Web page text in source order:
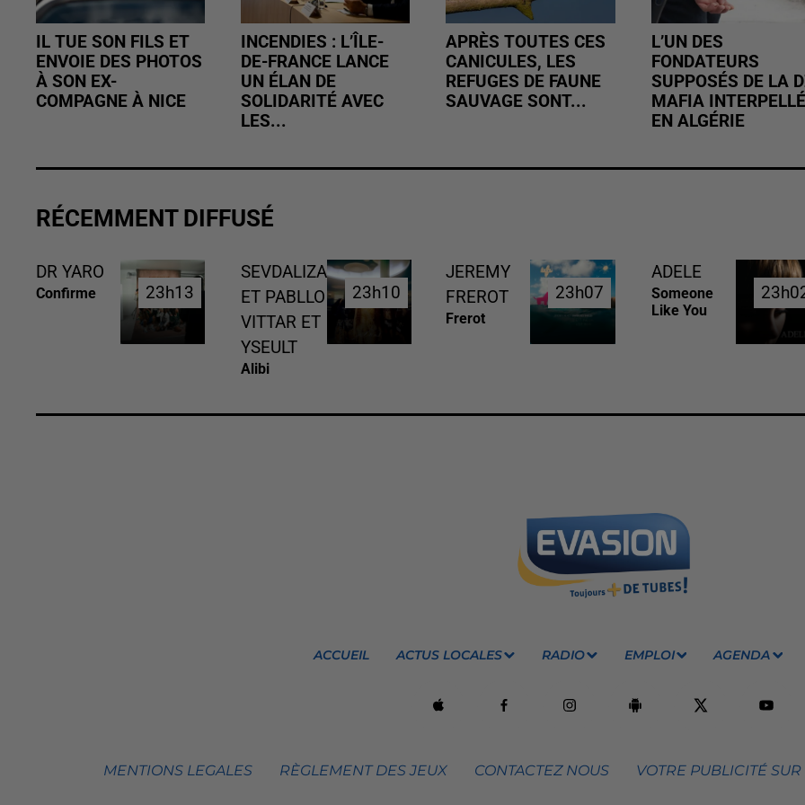
IL TUE SON FILS ET
ENVOIE DES PHOTOS
À SON EX-
COMPAGNE À NICE
INCENDIES : L’ÎLE-
DE-FRANCE LANCE
UN ÉLAN DE
SOLIDARITÉ AVEC
LES...
APRÈS TOUTES CES
CANICULES, LES
REFUGES DE FAUNE
SAUVAGE SONT...
L’UN DES
FONDATEURS
SUPPOSÉS DE LA
MAFIA INTERPELLÉ
EN ALGÉRIE
RÉCEMMENT DIFFUSÉ
DR YARO
Confirme 23h13
23h13
SEVDALIZA
ET PABLLO
VITTAR ET
YSEULT
Alibi
23h10
23h10
JEREMY
FREROT
Frerot
23h07
23h07
ADELE
Someone
Like You
ACCUEIL ACTUS LOCALES RADIO EMPLOI AGENDA
MENTIONS LEGALES RÈGLEMENT DES JEUX CONTACTEZ NOUS VOTRE PUBLICITÉ